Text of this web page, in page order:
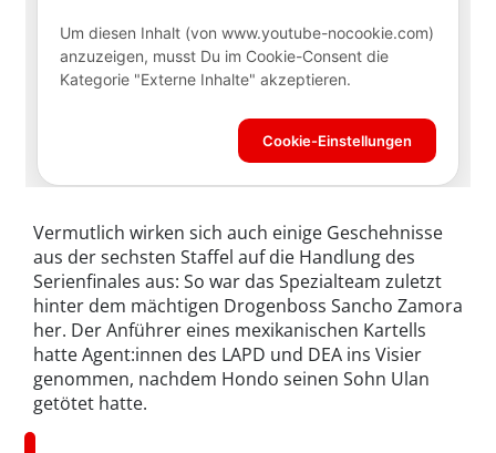
Vermutlich wirken sich auch einige Geschehnisse
aus der sechsten Staffel auf die Handlung des
Serienfinales aus: So war das Spezialteam zuletzt
hinter dem mächtigen Drogenboss Sancho Zamora
her. Der Anführer eines mexikanischen Kartells
hatte Agent:innen des LAPD und DEA ins Visier
genommen, nachdem Hondo seinen Sohn Ulan
getötet hatte.